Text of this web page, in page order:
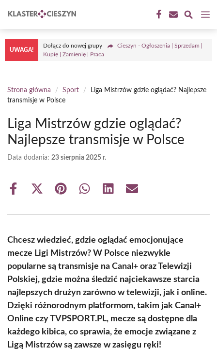
do
treści
UWAGA!
Dołącz do nowej grupy
Cieszyn - Ogłoszenia | Sprzedam |
Kupię | Zamienię | Praca
Strona główna / Sport /
Liga Mistrzów gdzie oglądać? Najlepsze
transmisje w Polsce
Liga Mistrzów gdzie oglądać?
Najlepsze transmisje w Polsce
Data dodania: 23 sierpnia 2025 r.
Share
Share
(Twitter)
Share Share Share Share
Chcesz wiedzieć, gdzie oglądać emocjonujące
mecze Ligi Mistrzów? W Polsce niezwykle
popularne są transmisje na Canal+ oraz Telewizji
Polskiej, gdzie można śledzić najciekawsze starcia
najlepszych drużyn zarówno w telewizji, jak i online.
Dzięki różnorodnym platformom, takim jak Canal+
Online czy TVPSPORT.PL, mecze są dostępne dla
każdego kibica, co sprawia, że emocje związane z
Ligą Mistrzów są zawsze w zasięgu ręki!